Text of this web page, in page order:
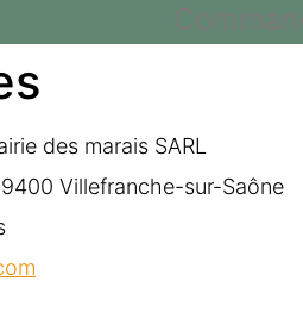
des marais SARL
Villefranche-sur-Saône